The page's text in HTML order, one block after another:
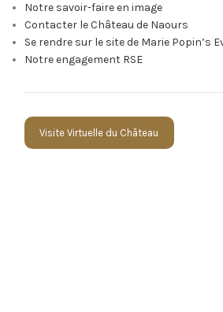
Notre savoir-faire en image
Contacter le Château de Naours
Se rendre sur le site de Marie Popin’s
Notre engagement RSE
Visite Virtuelle du Château